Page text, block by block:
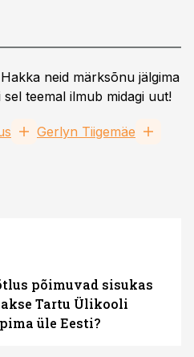
Hakka neid märksõnu jälgima
teemal ilmub midagi uut!
Gerlyn Tiigemäe
põimuvad sisukas
Tartu Ülikooli
üle Eesti?